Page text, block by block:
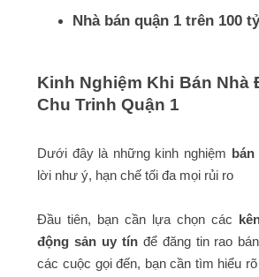
Nhà bán quận 1 trên 100
Kinh Nghiệm Khi Bán Nhà
Chu Trinh Quận 1
Dưới đây là những kinh nghiệm
lời như ý, hạn chế tối đa mọi rủi ro
Đầu tiên, bạn cần lựa chọn các
động sản uy tínđể đăng tin rao
các cuộc gọi đến, bạn cần tìm hiểu